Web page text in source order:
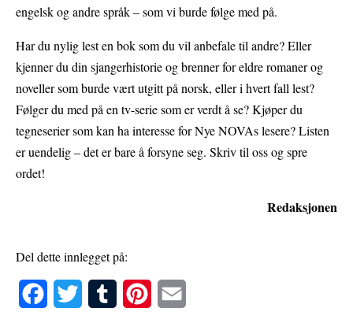
engelsk og andre språk – som vi burde følge med på.
Har du nylig lest en bok som du vil anbefale til andre? Eller
kjenner du din sjangerhistorie og brenner for eldre romaner og
noveller som burde vært utgitt på norsk, eller i hvert fall lest?
Følger du med på en tv-serie som er verdt å se? Kjøper du
tegneserier som kan ha interesse for Nye NOVAs lesere? Listen
er uendelig – det er bare å forsyne seg. Skriv til oss og spre
ordet!
Redaksjonen
Del dette innlegget på: